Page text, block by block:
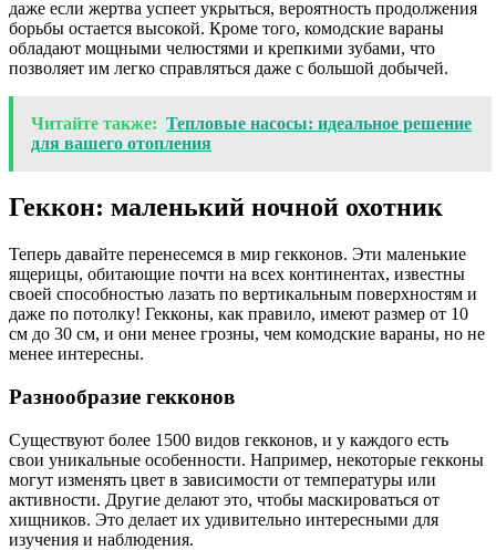
даже если жертва успеет укрыться, вероятность продолжения
борьбы остается высокой. Кроме того, комодские вараны
обладают мощными челюстями и крепкими зубами, что
позволяет им легко справляться даже с большой добычей.
Читайте также: Тепловые насосы: идеальное решение
для вашего отопления
Геккон: маленький ночной охотник
Теперь давайте перенесемся в мир гекконов. Эти маленькие
ящерицы, обитающие почти на всех континентах, известны
своей способностью лазать по вертикальным поверхностям и
даже по потолку! Гекконы, как правило, имеют размер от 10
см до 30 см, и они менее грозны, чем комодские вараны, но не
менее интересны.
Разнообразие гекконов
Существуют более 1500 видов гекконов, и у каждого есть
свои уникальные особенности. Например, некоторые гекконы
могут изменять цвет в зависимости от температуры или
активности. Другие делают это, чтобы маскироваться от
хищников. Это делает их удивительно интересными для
изучения и наблюдения.